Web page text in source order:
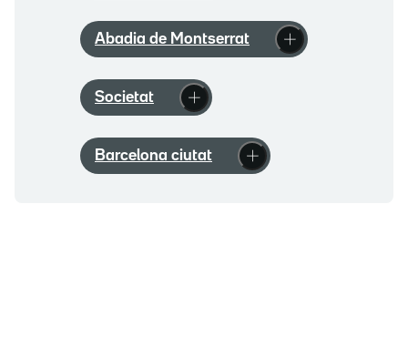
Abadia de Montserrat
Societat
Barcelona ciutat